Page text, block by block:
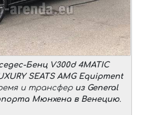
Бенц V300d 4MATIC
SEATS AMG Equipment
и трансфер из General
Мюнхена в Венецию.